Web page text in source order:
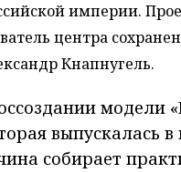
империи.
центра
Кнапнугель.
модели
выпускалась в
собирает